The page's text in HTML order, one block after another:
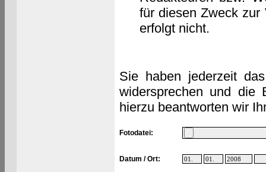
für diesen Zweck zur
erfolgt nicht.
Sie haben jederzeit
widersprechen und die
hierzu beantworten wir
Fotodatei:
Datum / Ort: